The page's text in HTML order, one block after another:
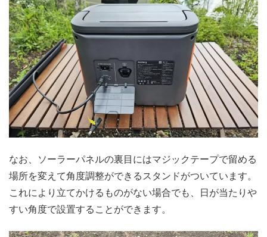
なお、ソーラーパネルの裏目にはマジックテープで留める
場所を変えて角度調整ができるスタンドがついています。
これにより立てかけるものがない場合でも、日が当たりや
すい角度で設置することができます。